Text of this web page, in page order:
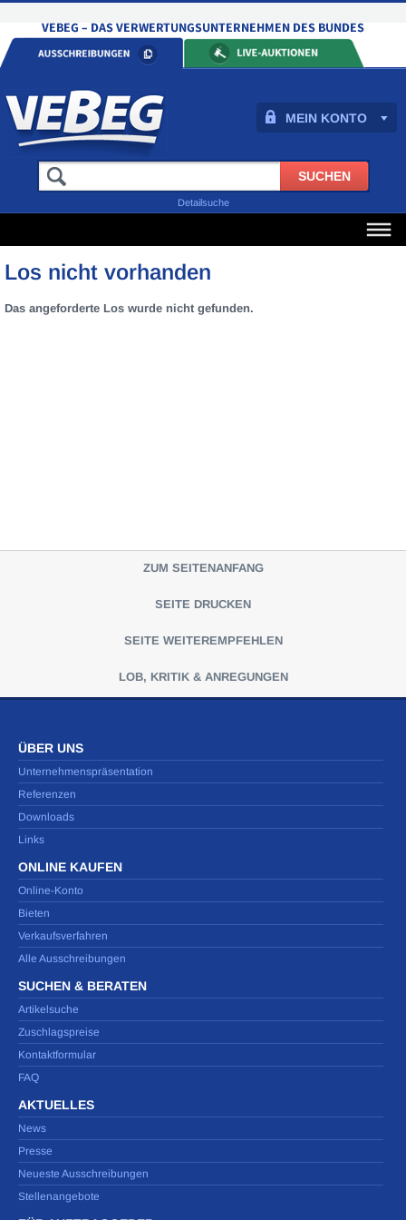
MEIN KONTO
Detailsuche
Los nicht vorhanden
Das angeforderte Los wurde nicht gefunden.
ZUM SEITENANFANG
SEITE DRUCKEN
SEITE WEITEREMPFEHLEN
LOB, KRITIK & ANREGUNGEN
ÜBER UNS
Unternehmenspräsentation
Referenzen
Downloads
Links
ONLINE KAUFEN
Online-Konto
Bieten
Verkaufsverfahren
Alle Ausschreibungen
SUCHEN & BERATEN
Artikelsuche
Zuschlagspreise
Kontaktformular
FAQ
AKTUELLES
News
Presse
Neueste Ausschreibungen
Stellenangebote